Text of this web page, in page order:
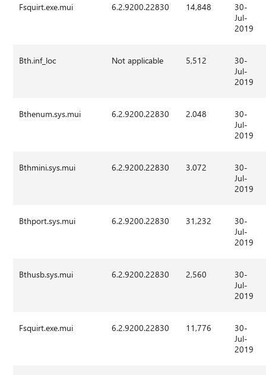
Fsquirt.exe.mui 6.2.9200.22830 14,848
30-
Jul-
2019
Bth.inf_loc Not applicable 5,512
30-
Jul-
2019
Bthenum.sys.mui 6.2.9200.22830 2.048
30-
Jul-
2019
Bthmini.sys.mui 6.2.9200.22830 3.072
30-
Jul-
2019
Bthport.sys.mui 6.2.9200.22830 31,232
30-
Jul-
2019
Bthusb.sys.mui 6.2.9200.22830 2,560
30-
Jul-
2019
Fsquirt.exe.mui 6.2.9200.22830 11,776
30-
Jul-
2019